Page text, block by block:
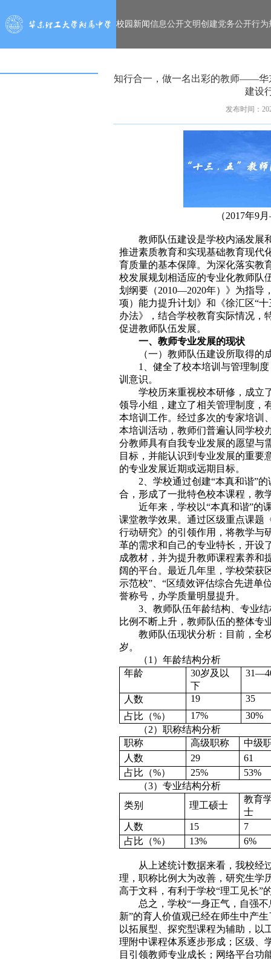
校园新闻信息公开文明创建党务公开行为
知行合一，做一名出彩的教师——华
建设
发布时间：
（2017年9
教师队伍建设是学校内涵发展
推进素质教育和实现基础教育现代
育质量的基本保障。为深化落实教
校发展规划相适应的专业化教师队
划纲要（2010—2020年）》为指导
项）能力提升计划》和《徐汇区“
办法》，结合学校教育实际情况，
促进教师队伍发展。
一、教师专业发展的现状
（一）教师队伍建设所取得的
1、健全了校本培训与管理制
训意识。
学校历来重视校本研修，成立
领导小组，建立了相关管理制度，
本培训工作。经过多次的专家培训
本培训活动，教师们普遍认同学校
分教师具有自我专业发展的愿望与
目标，并能认识到专业发展的重要
的专业发展近期或远期目标。
2、学校通过创建“本真和谐”
合，形成了一批特色校本课程，教
近年来，学校以“本真和谐”的
课堂教学效果。通过区级重点课题
行动研究》的引领作用，将教学与
革的需求和自己的专业特长，开设
成教材，并为提升教师课程素养和
阔的平台。最近几年里，学校荣获
示范校”、“区绩效评估综合先进单
誉称号，办学质量明显提升。
3、教师队伍年龄结构、专业
比例不断上升，教师队伍的整体专
教师队伍现状分析：目前，全
岁。
（1）年龄结构分析
年龄
30岁及以
下
人数 19
35
占比（%）
17%
30%
（2）职称结构分析
职称
高级职称
中级
人数
29
61
占比（%）
25%
53%
（3）专业结构分析
类别
理工硕士
教育
士
人数
15
7
占比（%）
13% 6%
从上述统计数据来看，我校经
理，职称比例大为改善，研究生学
高于文科，有利于学校“理工见长”
总之，学校“一身正气，自强
新”的育人价值观已经在师生中产
以拓展型、探究型课程为辅助，以
理附中课程体系逐步形成；区级、
目引领教师专业成长；网络平台功